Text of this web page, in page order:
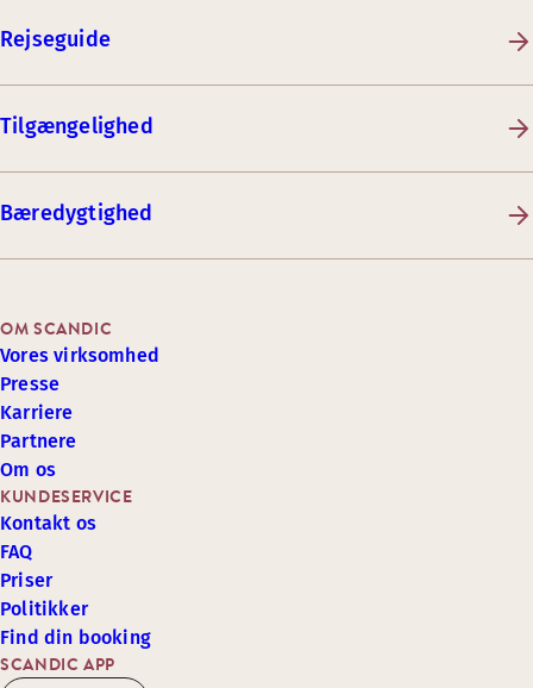
Rejseguide
Tilgængelighed
Bæredygtighed
SCANDIC APP
KUNDESERVICE
Kontakt os
FAQ
Priser
Politikker
Find din booking
OM SCANDIC
Vores virksomhed
Presse
Karriere
Partnere
Om os